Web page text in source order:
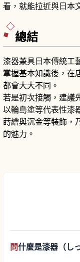
看，就能拉近與日本
總結
漆器兼具日本傳統工
掌握基本知識後，在
都會大大不同。
若是初次接觸，建議
以輪島塗等代表性漆
蒔繪與沉金等裝飾，
的魅力。
問什麼是漆器（し